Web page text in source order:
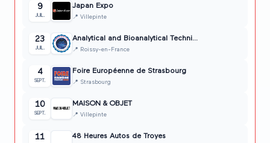
9
JUIL.
Japan Expo
📍 Villepinte
23
JUIL.
Analytical and Bioanalytical Techni...
📍 Roissy-en-France
4
SEPT.
Foire Européenne de Strasbourg
📍 Strasbourg
10
SEPT.
MAISON & OBJET
📍 Villepinte
11 48 Heures Autos de Troyes